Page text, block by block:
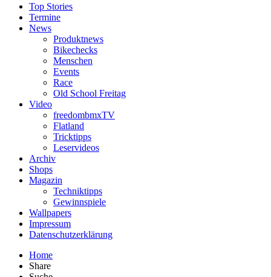
Top Stories
Termine
News
Produktnews
Bikechecks
Menschen
Events
Race
Old School Freitag
Video
freedombmxTV
Flatland
Tricktipps
Leservideos
Archiv
Shops
Magazin
Techniktipps
Gewinnspiele
Wallpapers
Impressum
Datenschutzerklärung
Home
Share